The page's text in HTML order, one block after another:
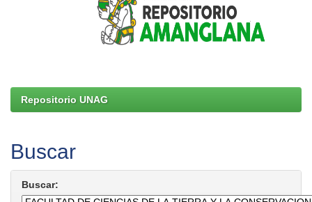
Repositorio UNAG
Buscar
Buscar: